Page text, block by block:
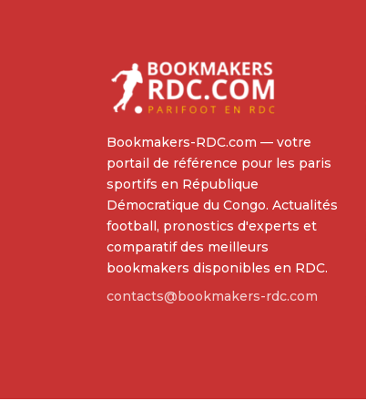
Bookmakers-RDC.com — votre
portail de référence pour les paris
sportifs en République
Démocratique du Congo. Actualités
football, pronostics d'experts et
comparatif des meilleurs
bookmakers disponibles en RDC.
contacts@bookmakers-rdc.com